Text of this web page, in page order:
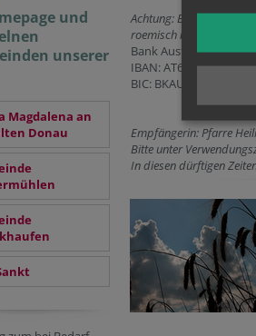
und
unserer
Magdalena an
Donau
Achtung:
roemisch katholische
Bank Austria
IBAN:
BIC: BKAUATWW
Empfängerin: Pfarre
Bitte unter
In diesen dürftigen